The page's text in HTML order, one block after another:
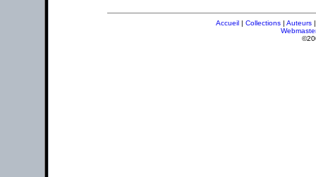
Accueil | Collections | Auteurs